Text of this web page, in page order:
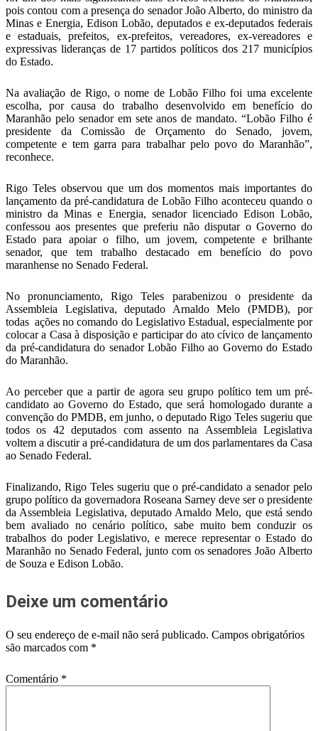
pois contou com a presença do senador João Alberto, do ministro da
Minas e Energia, Edison Lobão, deputados e ex-deputados federais
e estaduais, prefeitos, ex-prefeitos, vereadores, ex-vereadores e
expressivas lideranças de 17 partidos políticos dos 217 municípios
do Estado.
Na avaliação de Rigo, o nome de Lobão Filho foi uma excelente
escolha, por causa do trabalho desenvolvido em benefício do
Maranhão pelo senador em sete anos de mandato. “Lobão Filho é
presidente da Comissão de Orçamento do Senado, jovem,
competente e tem garra para trabalhar pelo povo do Maranhão”,
reconhece.
Rigo Teles observou que um dos momentos mais importantes do
lançamento da pré-candidatura de Lobão Filho aconteceu quando o
ministro da Minas e Energia, senador licenciado Edison Lobão,
confessou aos presentes que preferiu não disputar o Governo do
Estado para apoiar o filho, um jovem, competente e brilhante
senador, que tem trabalho destacado em benefício do povo
maranhense no Senado Federal.
No pronunciamento, Rigo Teles parabenizou o presidente da
Assembleia Legislativa, deputado Arnaldo Melo (PMDB), por
todas ações no comando do Legislativo Estadual, especialmente por
colocar a Casa à disposição e participar do ato cívico de lançamento
da pré-candidatura do senador Lobão Filho ao Governo do Estado
do Maranhão.
Ao perceber que a partir de agora seu grupo político tem um pré-
candidato ao Governo do Estado, que será homologado durante a
convenção do PMDB, em junho, o deputado Rigo Teles sugeriu que
todos os 42 deputados com assento na Assembleia Legislativa
voltem a discutir a pré-candidatura de um dos parlamentares da Casa
ao Senado Federal.
Finalizando, Rigo Teles sugeriu que o pré-candidato a senador pelo
grupo político da governadora Roseana Sarney deve ser o presidente
da Assembleia Legislativa, deputado Arnaldo Melo, que está sendo
bem avaliado no cenário político, sabe muito bem conduzir os
trabalhos do poder Legislativo, e merece representar o Estado do
Maranhão no Senado Federal, junto com os senadores João Alberto
de Souza e Edison Lobão.
Deixe um comentário
O seu endereço de e-mail não será publicado. Campos obrigatórios
são marcados com *
Comentário *